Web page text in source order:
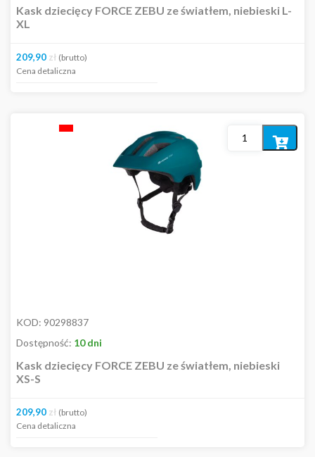
Kask dziecięcy FORCE ZEBU ze światłem, niebieski L-
XL
209,90 zł (brutto)
Cena detaliczna
KOD: 90298837
Dostępność: 10 dni
Kask dziecięcy FORCE ZEBU ze światłem, niebieski
XS-S
209,90 zł (brutto)
Cena detaliczna
Dodaj